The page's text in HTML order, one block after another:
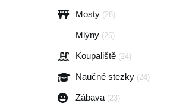
Mosty (28)
Mlýny (26)
Koupaliště (24)
Naučné stezky (24)
Zábava (23)